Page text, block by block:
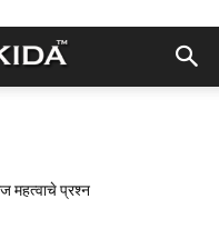
महत्वाचे प्रश्न